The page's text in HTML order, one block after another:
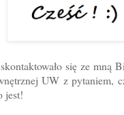
się ze mną
UW z pytaniem,
jest!